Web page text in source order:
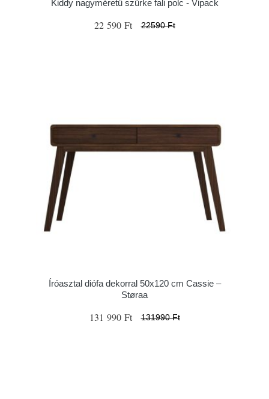
Kiddy nagyméretű szürke fali polc - Vipack
22 590 Ft 22590 Ft
Íróasztal diófa dekorral 50x120 cm Cassie –
Støraa
131 990 Ft 131990 Ft